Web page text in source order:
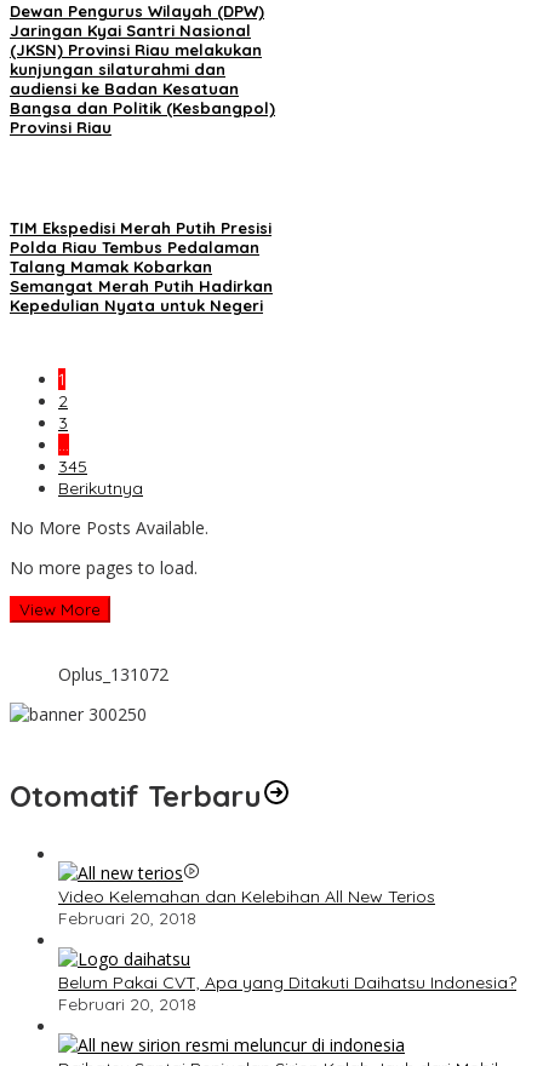
Dewan Pengurus Wilayah (DPW)
Jaringan Kyai Santri Nasional
(JKSN) Provinsi Riau melakukan
kunjungan silaturahmi dan
audiensi ke Badan Kesatuan
Bangsa dan Politik (Kesbangpol)
Provinsi Riau
TIM Ekspedisi Merah Putih Presisi
Polda Riau Tembus Pedalaman
Talang Mamak Kobarkan
Semangat Merah Putih Hadirkan
Kepedulian Nyata untuk Negeri
1
2
3
…
345
Berikutnya
No More Posts Available.
No more pages to load.
View More
Oplus_131072
Otomatif Terbaru
Video Kelemahan dan Kelebihan All New Terios
Februari 20, 2018
Belum Pakai CVT, Apa yang Ditakuti Daihatsu Indonesia?
Februari 20, 2018